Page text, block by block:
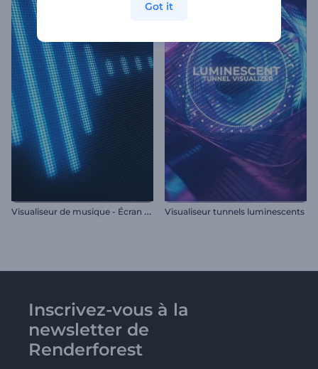
V
isualiseur de musique - Écran LCD Visualiseur tunnels luminescents
Inscrivez-vous à la
newsletter de
Renderforest
Got it